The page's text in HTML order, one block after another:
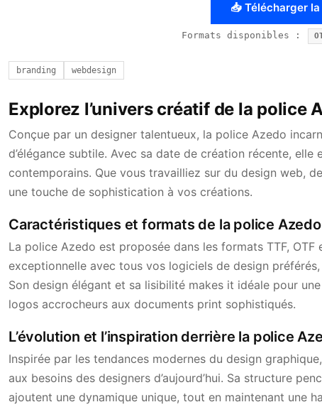
📥 Télécharger
Formats disponibles :
branding webdesign
Explorez l’univers créatif de la police
Conçue par un designer talentueux, la police Azedo
d’élégance subtile. Avec sa date de création récente,
contemporains. Que vous travailliez sur du design web,
une touche de sophistication à vos créations.
Caractéristiques et formats de la police Azedo
La police Azedo est proposée dans les formats TTF, OTF
exceptionnelle avec tous vos logiciels de design
Son design élégant et sa lisibilité makes it idéale pour
logos accrocheurs aux documents print sophistiqués.
L’évolution et l’inspiration derrière la police
Inspirée par les tendances modernes du design
aux besoins des designers d’aujourd’hui. Sa structure
ajoutent une dynamique unique, tout en maintenant une